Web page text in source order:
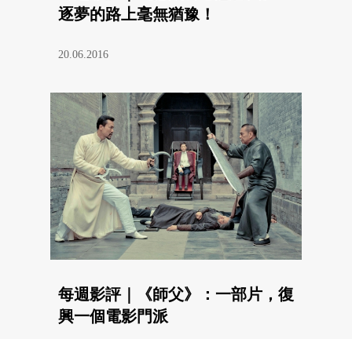
逐夢的路上毫無猶豫！
20.06.2016
每週影評｜《師父》：一部片，復
興一個電影門派